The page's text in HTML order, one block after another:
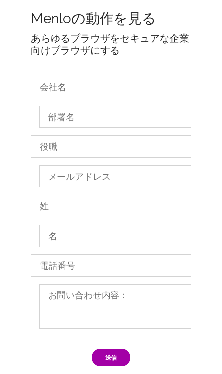
Menloの動作を見る
あらゆるブラウザをセキュアな企業
向けブラウザにする
送信